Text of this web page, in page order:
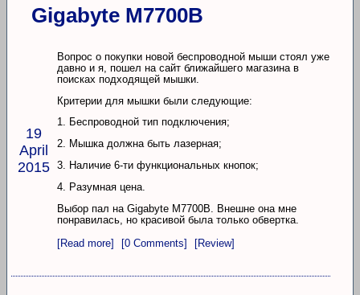
Gigabyte M7700B
19
April
2015
Вопрос о покупки новой беспроводной мыши стоял уже
давно и я, пошел на сайт ближайшего магазина в
поисках подходящей мышки.
Критерии для мышки были следующие:
1. Беспроводной тип подключения;
2. Мышка должна быть лазерная;
3. Наличие 6-ти функциональных кнопок;
4. Разумная цена.
Выбор пал на Gigabyte M7700B. Внешне она мне
понравилась, но красивой была только обвертка.
[Read more]
[0 Comments] [Review]